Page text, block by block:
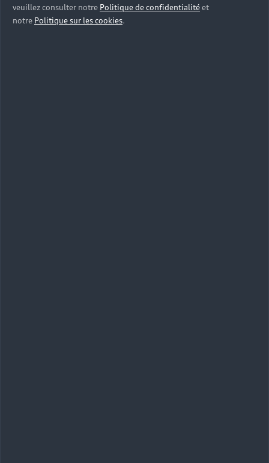
veuillez consulter notre Politique de confidentialitéet
notre Politique sur les cookies.